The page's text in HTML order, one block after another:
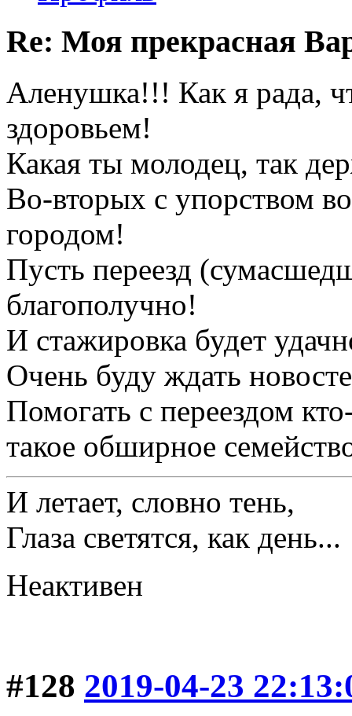
Re: Моя прекрасная
Аленушка!!! Как я рада,
здоровьем!
Какая ты молодец, так
Во-вторых с упорством
городом!
Пусть переезд
благополучно!
И стажировка будет
Очень буду ждать
Помогать с переездом
такое обширное
И летает, словно тень,
Глаза светятся, как день...
Неактивен
#128 2019-04-23